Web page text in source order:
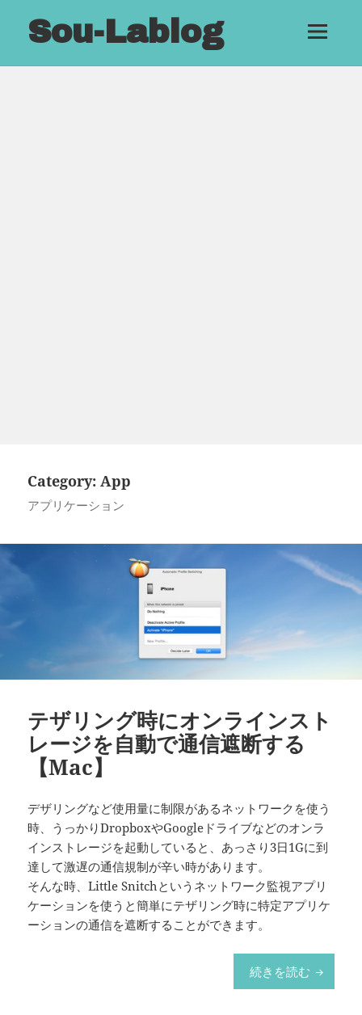
Sou-Lablog
ーとウ
Category:App
アプリケーション
テザリング時にオンラインスト
レージを自動で通信遮断する
【Mac】
デザリングなど使用量に制限があるネットワークを使う
時、うっかりDropboxやGoogleドライブなどのオンラ
インストレージを起動していると、あっさり3日1Gに到
達して激遅の通信規制が辛い時があります。
そんな時、Little Snitchというネットワーク監視アプリ
ケーションを使うと簡単にテザリング時に特定アプリケ
ーションの通信を遮断することができます。
続きを読む テザリ